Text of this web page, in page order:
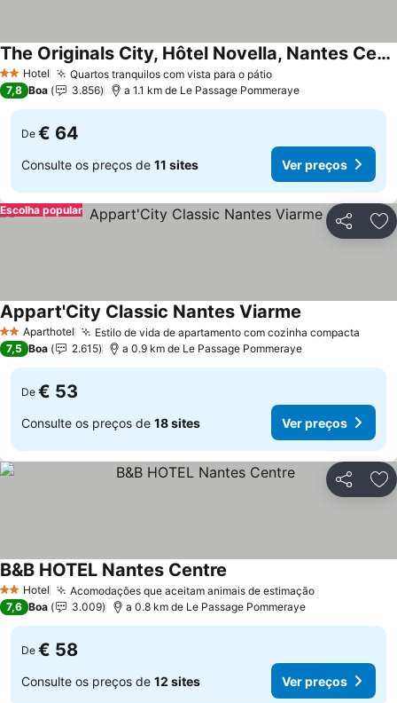
2 Estrelas
Hotel Quartos tranquilos com vista para o pátio
The Originals City, Hôtel Novella, Nantes Centre Gare
7,8 Boa 3.856 a 1.1 km de Le Passage Pommeraye
De € 64
Consulte os preços de 11 sites Ver preços
Partilhar
Escolha popular
2 EstrelasAparthotel Estilo de vida de apartamento com cozinha compacta
Appart'City Classic Nantes Viarme
7,5 Boa 2.615 a 0.9 km de Le Passage Pommeraye
De € 53
Consulte os preços de 18 sites Ver preços
Partilhar
2 Estrelas
Hotel Acomodações que aceitam animais de estimação
B&B HOTEL Nantes Centre
7,6 Boa 3.009 a 0.8 km de Le Passage Pommeraye
De € 58
Consulte os preços de 12 sites Ver preços